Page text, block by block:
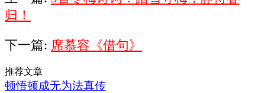
归！
下一篇: 席慕容《借句》
推荐文章
顿悟顿成无为法真传